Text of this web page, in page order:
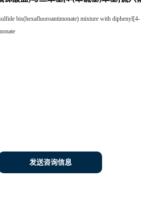
bis(hexafluoroantimonate) mixture with diphenyl[4-
发送咨询信息